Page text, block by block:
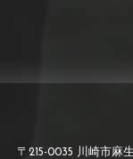
〒215-0035 川崎市麻